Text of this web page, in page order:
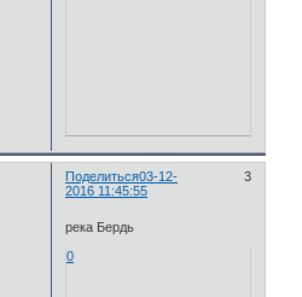
Поделиться 3
03-12-
2016 11:45:55
река Бердь
0